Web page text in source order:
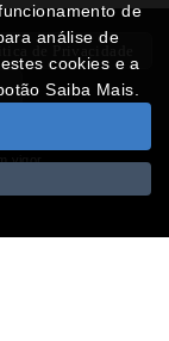
de Privacidade
vigor
de
análise de
cookies e a
Saiba Mais.